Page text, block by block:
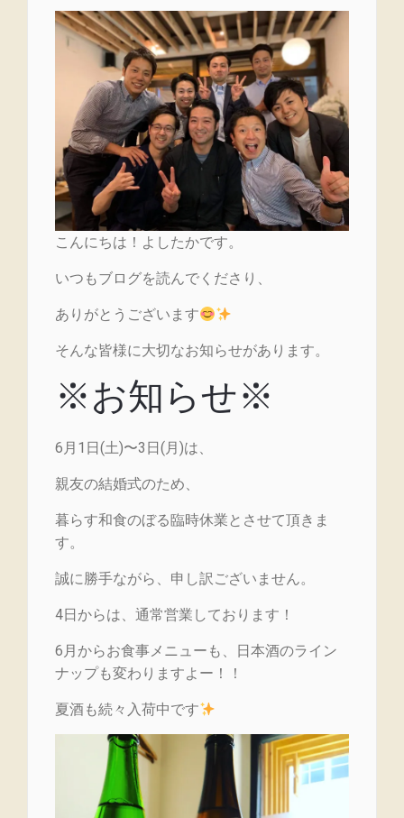
こんにちは！よしたかです。
いつもブログを読んでくださり、
ありがとうございます
そんな皆様に大切なお知らせがあります。
※お知らせ※
6月1日(土)〜3日(月)は、
親友の結婚式のため、
暮らす和食のぼる臨時休業とさせて頂きま
す。
誠に勝手ながら、申し訳ございません。
4日からは、通常営業しております！
6月からお食事メニューも、日本酒のライン
ナップも変わりますよー！！
夏酒も続々入荷中です